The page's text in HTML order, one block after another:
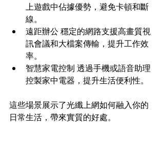
上遊戲中佔據優勢，避免卡頓和斷
線。
遠距辦公 穩定的網路支援高畫質視
訊會議和大檔案傳輸，提升工作效
率。
智慧家電控制 透過手機或語音助理
控製家中電器，提升生活便利性。
這些場景展示了光纖上網如何融入你的
日常生活，帶來實質的好處。